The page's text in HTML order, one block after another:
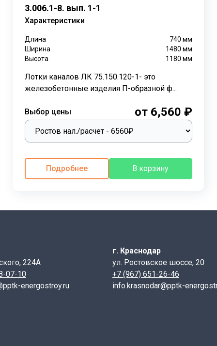
12 740 1780
15 2990
15 0.26
ЛК обрабатывают специальными растворами.
проводить на подготовленное основание из песка
ЛК выполняются специальной техникой из за
монтажные петли. При литье лотка,
и эксплуатации, проложенных в железобетонных
и можно без повреждения бетонных лотков и
службы.С использованием сборных железобетонных
B (см)
от их назначения и размеров прокладываемых
3.006.1-8. вып. 1-1
Характеристики
Длина 740 мм
Ширина
1480 мм
Высота
1180 мм
Лотки каналов ЛК 75.150.120-1- это
железобетонные изделия П-образной ф...
Выбор цены от 6,560 ₽
Подробнее В корзину
224А
07-10
energostroy.ru
г. Краснодар
ул. Ростовское шоссе, 20
+7 (967) 651-26-46
info.krasnodar@pptk-